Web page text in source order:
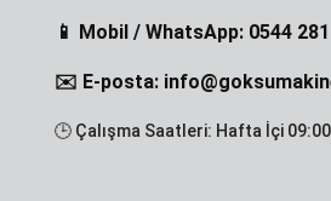
📱 Mobil / WhatsApp: 0544
✉️ E-posta:
🕒 Çalışma Saatleri: Hafta İçi